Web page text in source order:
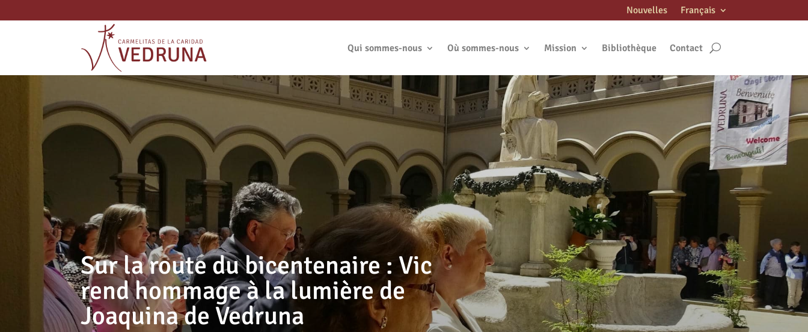
Nouvelles Français
Qui sommes-nous Où sommes-nous Mission Bibliothèque Contact
Sur la route du bicentenaire : Vic
rend hommage à la lumière de
Joaquina de Vedruna